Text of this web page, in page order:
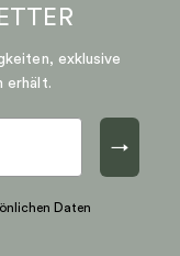
exklusive
erhält.
→
Daten